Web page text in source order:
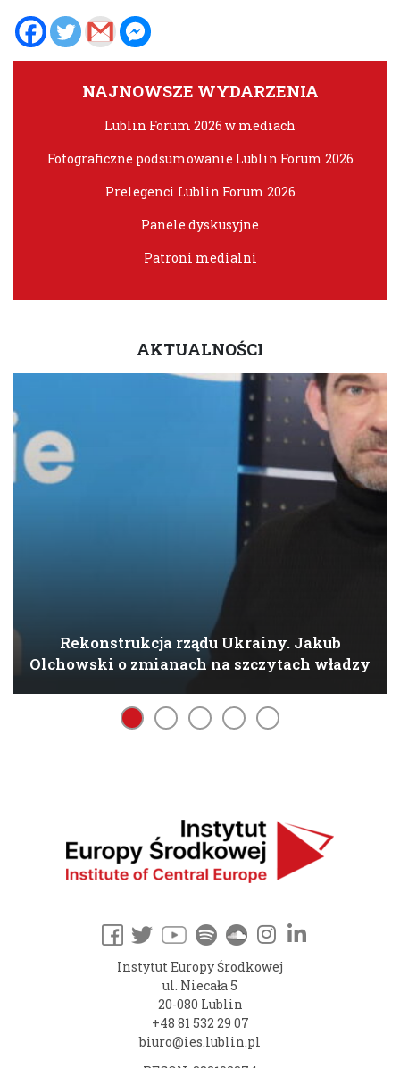
NAJNOWSZE WYDARZENIA
Lublin Forum 2026 w mediach
Fotograficzne podsumowanie Lublin Forum 2026
Prelegenci Lublin Forum 2026
Panele dyskusyjne
Patroni medialni
AKTUALNOŚCI
Rekonstrukcja rządu Ukrainy. Jakub
Olchowski o zmianach na szczytach władzy
Instytut Europy Środkowej
ul. Niecała 5
20-080 Lublin
+48 81 532 29 07
biuro@ies.lublin.pl